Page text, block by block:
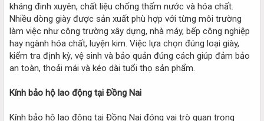
kháng đinh xuyên, chất liệu chống thấm nước và hóa chất.
Nhiều dòng giày được sản xuất phù hợp với từng môi trường
làm việc như công trường xây dựng, nhà máy, bếp công nghiệp
hay ngành hóa chất, luyện kim. Việc lựa chọn đúng loại giày,
kiểm tra định kỳ, vệ sinh và bảo quản đúng cách giúp đảm bảo
an toàn, thoải mái và kéo dài tuổi thọ sản phẩm.
Kính bảo hộ lao động tại Đồng Nai
Kính bảo hộ lao động tại Đồng Nai đóng vai trò quan trọng